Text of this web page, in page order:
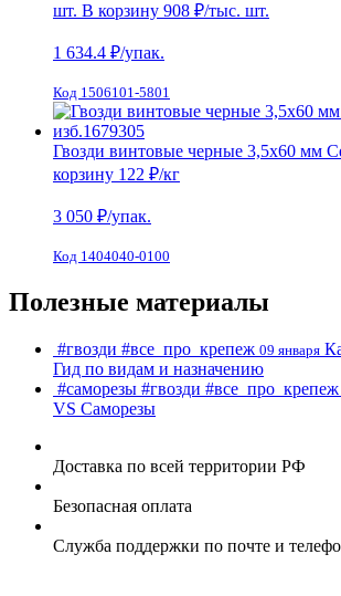
шт. В корзину 908 ₽/тыс. шт.
1 634.4 ₽/упак.
Код 1506101-5801
Гвозди винтовые черные 3,5х60 мм
корзину 122 ₽/кг
3 050 ₽/упак.
Код 1404040-0100
Полезные материалы
#гвозди #все_про_крепеж 09 января
Гид по видам и назначению
#саморезы #гвозди #все_про_крепеж
VS Cаморезы
Доставка по всей территории РФ
Безопасная оплата
Служба поддержки по почте и